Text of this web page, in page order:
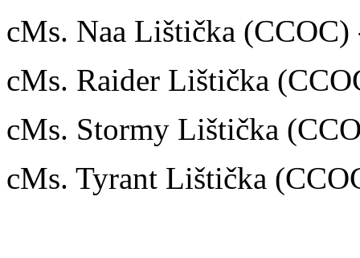
cMs. Naa Lištička (CCOC)
cMs. Raider Lištička
cMs. Stormy Lištička
cMs. Tyrant Lištička